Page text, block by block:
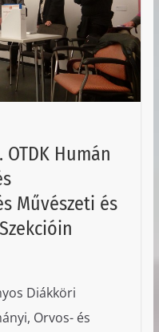
Humán
Művészeti és
Diákköri
Orvos- és